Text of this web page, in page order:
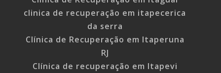
clinica de recuperação em itapecerica
da serra
Clínica de Recuperação em Itaperuna
RJ
Clínica de recuperação em Itapevi